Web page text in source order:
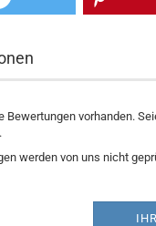
Bewertungen vorhanden.
werden von uns nicht